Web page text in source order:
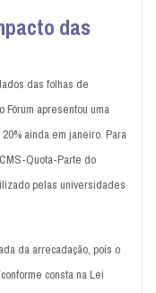
das
das folhas de
Fórum apresentou uma
ainda em janeiro. Para
Quota-Parte do
pelas universidades
da arrecadação, pois o
consta na Lei